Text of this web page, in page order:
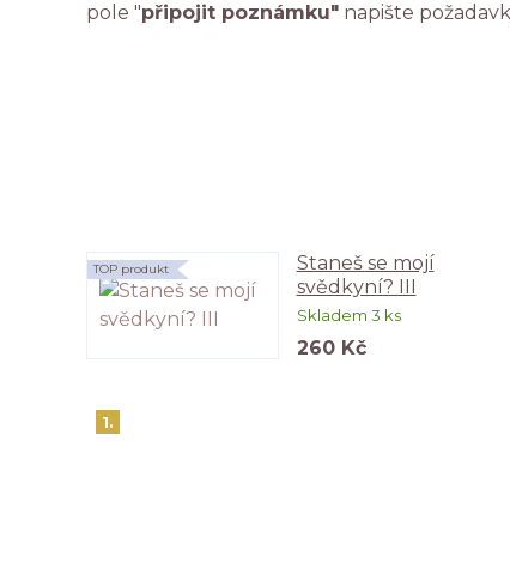
pole "připojit poznámku" napište
1.
Staneš se mojí
svědkyní? III
Skladem 3 ks
TOP produkt
260 Kč